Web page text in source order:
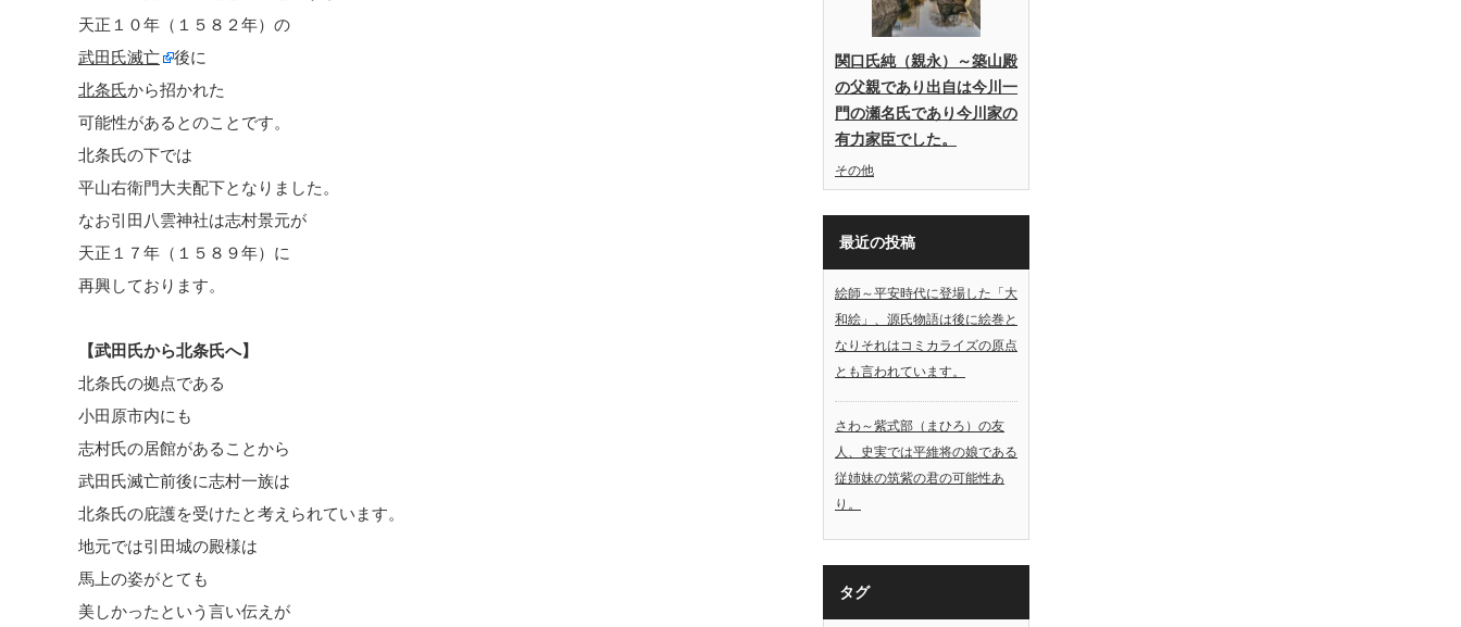
天正１０年（１５８２年）の
武田氏滅亡
後に
北条氏から招かれた
可能性があるとのことです。
北条氏の下では
平山右衛門大夫配下となりました。
なお引田八雲神社は志村景元が
天正１７年（１５８９年）に
再興しております。
【武田氏から北条氏へ】
北条氏の拠点である
小田原市内にも
志村氏の居館があることから
武田氏滅亡前後に志村一族は
北条氏の庇護を受けたと考えられています。
地元では引田城の殿様は
馬上の姿がとても
美しかったという言い伝えが
関口氏純（親永）～築山殿
の父親であり出自は今川一
門の瀬名氏であり今川家の
有力家臣でした。
その他
最近の投稿
絵師～平安時代に登場した「大
和絵」、源氏物語は後に絵巻と
なりそれはコミカライズの原点
とも言われています。
さわ～紫式部（まひろ）の友
人、史実では平維将の娘である
従姉妹の筑紫の君の可能性あ
り。
タグ